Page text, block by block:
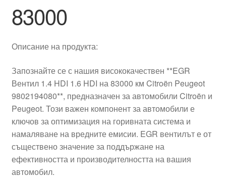
Жалби
Контакт
Моята сметка
Плащанията
Политика за поверителност
83000
Описание на продукта:
Запознайте се с нашия висококачествен **EGR
Вентил 1.4 HDI 1.6 HDI на 83000 км Citroën Peugeot
9802194080**, предназначен за автомобили Citroën и
Peugeot. Този важен компонент за автомобили е
ключов за оптимизация на горивната система и
намаляване на вредните емисии. EGR вентилът е от
съществено значение за поддържане на
ефективността и производителността на вашия
автомобил.